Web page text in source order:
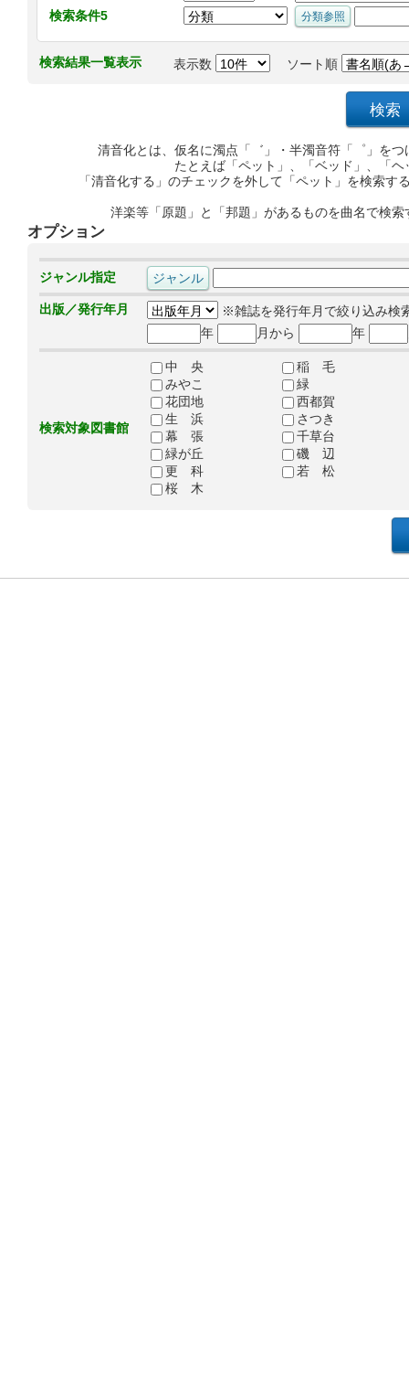
検索条件5
検索結果一覧表示 表示数 ソート順
清音化とは、仮名に濁点「゛」・半濁音符「゜」を
たとえば「ペット」、「ベッド」、「
「清音化する」のチェックを外して「ペット」を検索
洋楽等「原題」と「邦題」があるものを曲名で検
オプション
ジャンル指定
出版／発行年月
※雑誌を発行年月で絞り込み検
年
月から 年
検索対象図書館
中 央
稲 毛
みやこ
緑
花団地
西都賀
生 浜
さつき
幕 張
千草台
緑が丘
磯 辺
更 科
若 松
桜 木